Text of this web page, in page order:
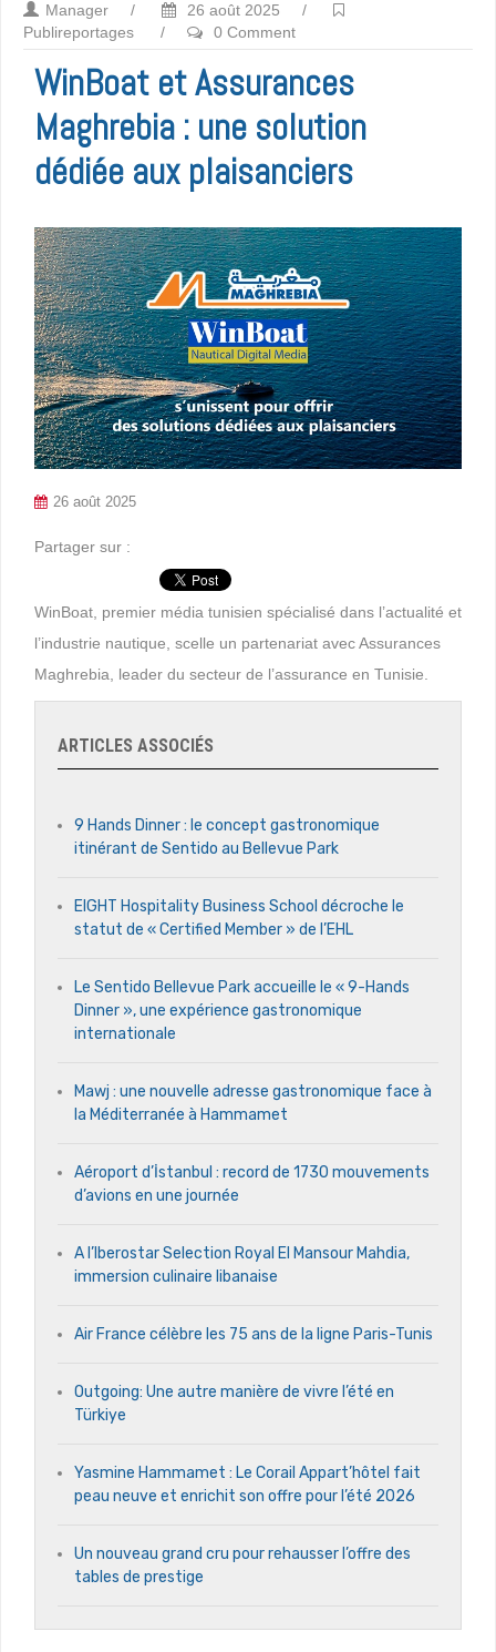
Manager / 26 août 2025
/
Publireportages
/ 0 Comment
WinBoat et Assurances
Maghrebia : une solution
dédiée aux plaisanciers
26 août 2025
Partager sur :
WinBoat, premier média tunisien spécialisé dans l’actualité et
l’industrie nautique, scelle un partenariat avec Assurances
Maghrebia, leader du secteur de l’assurance en Tunisie.
ARTICLES ASSOCIÉS
9 Hands Dinner : le concept gastronomique
itinérant de Sentido au Bellevue Park
EIGHT Hospitality Business School décroche le
statut de « Certified Member » de l’EHL
Le Sentido Bellevue Park accueille le « 9-Hands
Dinner », une expérience gastronomique
internationale
Mawj : une nouvelle adresse gastronomique face à
la Méditerranée à Hammamet
Aéroport d’İstanbul : record de 1730 mouvements
d’avions en une journée
A l’Iberostar Selection Royal El Mansour Mahdia,
immersion culinaire libanaise
Air France célèbre les 75 ans de la ligne Paris-Tunis
Outgoing: Une autre manière de vivre l’été en
Türkiye
Yasmine Hammamet : Le Corail Appart’hôtel fait
peau neuve et enrichit son offre pour l’été 2026
Un nouveau grand cru pour rehausser l’offre des
tables de prestige